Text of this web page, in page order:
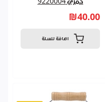
₪40.00
اضافة للسلة